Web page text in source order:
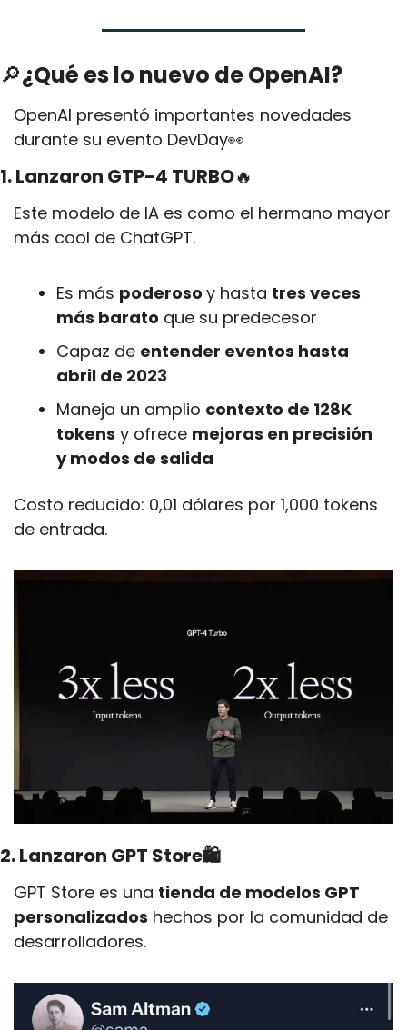
🔎¿Qué es lo nuevo de OpenAI?
OpenAI presentó importantes novedades
durante su evento DevDay👀
1. Lanzaron GTP-4 TURBO🔥
Este modelo de IA es como el hermano mayor
más cool de ChatGPT.
Es más poderoso y hasta tres veces
más barato que su predecesor
Capaz de entender eventos hasta
abril de 2023
Maneja un amplio contexto de 128K
tokens y ofrece mejoras en precisión
y modos de salida
Costo reducido: 0,01 dólares por 1,000 tokens
de entrada.
2. Lanzaron GPT Store🛍️
GPT Store es una tienda de modelos GPT
personalizados hechos por la comunidad de
desarrolladores.